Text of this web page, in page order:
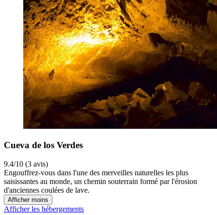
Cueva de los Verdes
9.4/10 (3 avis)
Engouffrez-vous dans l'une des merveilles naturelles les plus
saisissantes au monde, un chemin souterrain formé par l'érosion
d'anciennes coulées de lave.
Afficher moins
Afficher les hébergements